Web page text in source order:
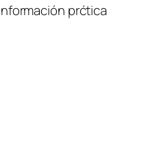
prćtica